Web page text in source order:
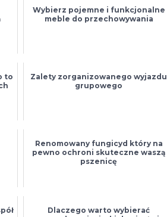
Wybierz pojemne i funkcjonalne
meble do przechowywania
to
Zalety zorganizowanego wyjazdu
grupowego
Renomowany fungicyd który na
pewno ochroni skuteczne waszą
pszenicę
Dlaczego warto wybierać